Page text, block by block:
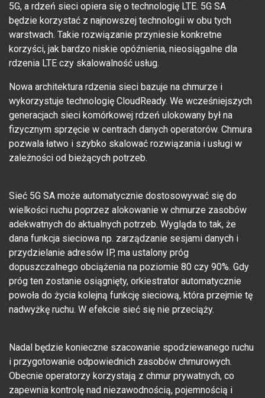
5G, a rdzeń sieci opiera się o technologię LTE. 5G SA
będzie korzystać z najnowszej technologii w obu tych
warstwach. Takie rozwiązanie przyniesie konkretne
korzyści, jak bardzo niskie opóźnienia, nieosiągalne dla
rdzenia LTE czy skalowalność usług.
Nowa architektura rdzenia sieci bazuje na chmurze i
wykorzystuje technologię CloudReady. We wcześniejszych
generacjach sieci komórkowej rdzeń ulokowany był na
fizycznym sprzęcie w centrach danych operatorów. Chmura
pozwala łatwo i szybko skalować rozwiązania i usługi w
zależności od bieżących potrzeb.
Sieć 5G SA może automatycznie dostosowywać się do
wielkości ruchu poprzez alokowanie w chmurze zasobów
adekwatnych do aktualnych potrzeb. Wygląda to tak, że
dana funkcja sieciowa np. zarządzanie sesjami danych i
przydzielanie adresów IP, ma ustalony próg
dopuszczalnego obciążenia na poziomie 80 czy 90%. Gdy
próg ten zostanie osiągnięty, orkiestrator automatycznie
powoła do życia kolejną funkcję sieciową, która przejmie tę
nadwyżkę ruchu. W efekcie sieć się nie przeciąży.
Nadal będzie konieczne szacowanie spodziewanego ruchu
i przygotowanie odpowiednich zasobów chmurowych.
Obecnie operatorzy korzystają z chmur prywatnych, co
zapewnia kontrolę nad niezawodnością, pojemnością i